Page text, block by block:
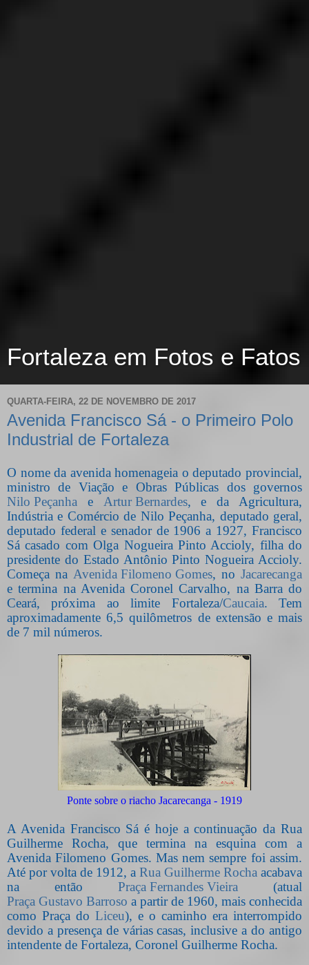
Fortaleza em Fotos e Fatos
QUARTA-FEIRA, 22 DE NOVEMBRO DE 2017
Avenida Francisco Sá - o Primeiro Polo
Industrial de Fortaleza
O nome da avenida homenageia o deputado provincial,
ministro de Viação e Obras Públicas dos governos
Nilo Peçanha e Artur Bernardes, e da Agricultura,
Indústria e Comércio de Nilo Peçanha, deputado geral,
deputado federal e senador de 1906 a 1927, Francisco
Sá casado com Olga Nogueira Pinto Accioly, filha do
presidente do Estado Antônio Pinto Nogueira Accioly.
Começa na Avenida Filomeno Gomes, no Jacarecanga
e termina na Avenida Coronel Carvalho, na Barra do
Ceará, próxima ao limite Fortaleza/Caucaia. Tem
aproximadamente 6,5 quilômetros de extensão e mais
de 7 mil números.
Ponte sobre o riacho Jacarecanga - 1919
A Avenida Francisco Sá é hoje a continuação da Rua
Guilherme Rocha, que termina na esquina com a
Avenida Filomeno Gomes. Mas nem sempre foi assim.
Até por volta de 1912, a Rua Guilherme Rocha acabava
na então Praça Fernandes Vieira (atual
Praça Gustavo Barroso a partir de 1960, mais conhecida
como Praça do Liceu), e o caminho era interrompido
devido a presença de várias casas, inclusive a do antigo
intendente de Fortaleza, Coronel Guilherme Rocha.